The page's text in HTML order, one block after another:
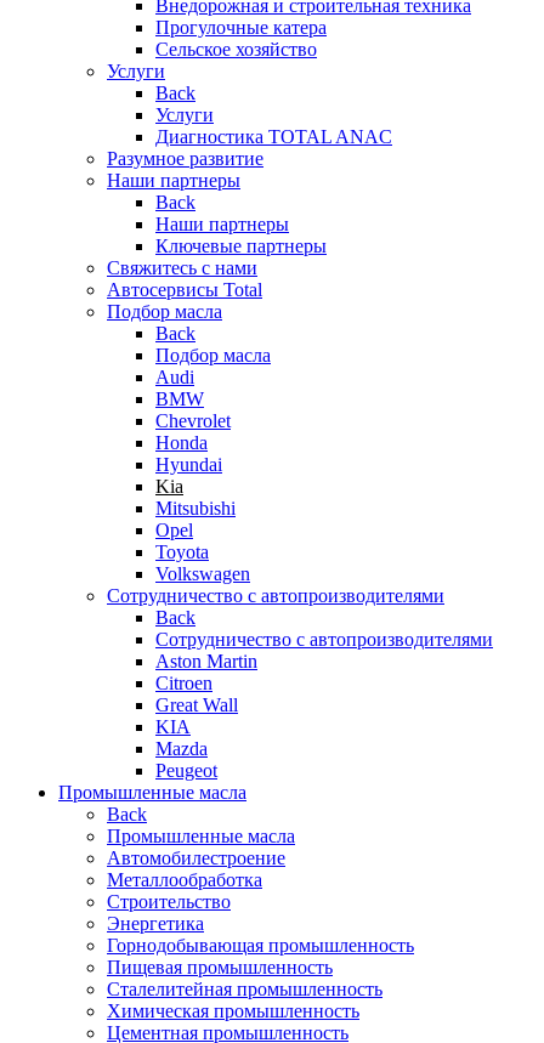
Внедорожная и строительная техника
Прогулочные катера
Сельское хозяйство
Услуги
Back
Услуги
Диагностика TOTAL ANAC
Разумное развитие
Наши партнеры
Back
Наши партнеры
Ключевые партнеры
Свяжитесь с нами
Автосервисы Total
Подбор масла
Back
Подбор масла
Audi
BMW
Chevrolet
Honda
Hyundai
Kia
Mitsubishi
Opel
Toyota
Volkswagen
Сотрудничество с автопроизводителями
Back
Сотрудничество с автопроизводителями
Aston Martin
Citroen
Great Wall
KIA
Mazda
Peugeot
Промышленные масла
Back
Промышленные масла
Автомобилестроение
Металлообработка
Строительство
Энергетика
Горнодобывающая промышленность
Пищевая промышленность
Сталелитейная промышленность
Химическая промышленность
Цементная промышленность